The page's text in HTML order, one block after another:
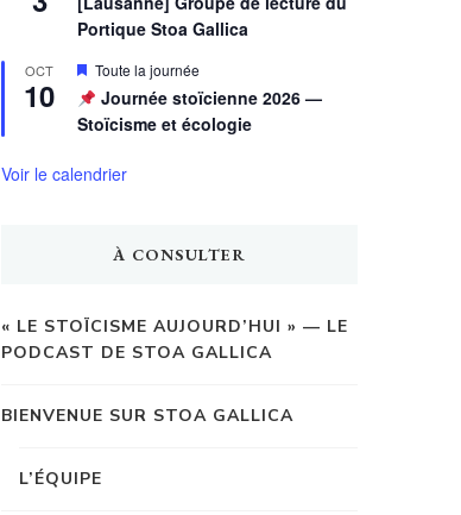
Portique Stoa Gallica
OCT
10
Mis
en
avant
Toute la journée
Journée stoïcienne 2026 —
Stoïcisme et écologie
Voir le calendrier
À CONSULTER
« LE STOÏCISME AUJOURD’HUI » — LE
PODCAST DE STOA GALLICA
BIENVENUE SUR STOA GALLICA
L’ÉQUIPE